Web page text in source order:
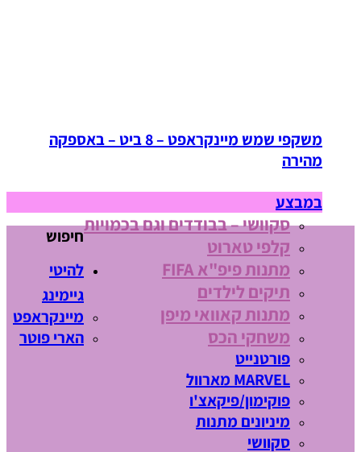
משקפי שמש מיינקראפט – 8 ביט – באספקה
מהירה
במבצע
סקוושי – בבודדים וגם בכמויות
קלפי טארוט
מתנות פיפ"א FIFA
תיקים לילדים
מתנות קאוואי מיפן
משחקי הכס
חיפוש
להיטי
גיימינג
מיינקראפט
הארי פוטר
פורטנייט
MARVEL מארוול
פוקימון/פיקאצ'ו
מיניונים מתנות
סקוושי